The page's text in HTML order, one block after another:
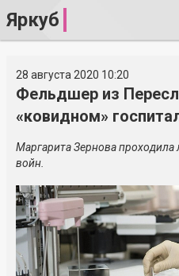
Яркуб
28 августа 2020 10:20
Фельдшер из
«ковидном»
Маргарита Зернова проходила
войн.